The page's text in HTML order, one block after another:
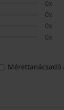
0x
0x
0x
0x